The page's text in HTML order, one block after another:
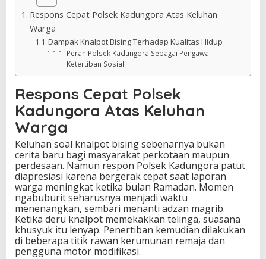
Respons Cepat Polsek Kadungora Atas Keluhan
Warga
Dampak Knalpot Bising Terhadap Kualitas Hidup
Peran Polsek Kadungora Sebagai Pengawal
Ketertiban Sosial
Respons Cepat Polsek
Kadungora Atas Keluhan
Warga
Keluhan soal knalpot bising sebenarnya bukan
cerita baru bagi masyarakat perkotaan maupun
perdesaan. Namun respon Polsek Kadungora patut
diapresiasi karena bergerak cepat saat laporan
warga meningkat ketika bulan Ramadan. Momen
ngabuburit seharusnya menjadi waktu
menenangkan, sembari menanti adzan magrib.
Ketika deru knalpot memekakkan telinga, suasana
khusyuk itu lenyap. Penertiban kemudian dilakukan
di beberapa titik rawan kerumunan remaja dan
pengguna motor modifikasi.